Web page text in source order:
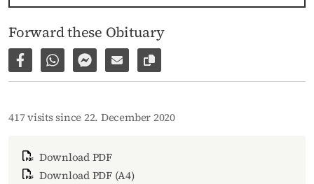
Forward these Obituary
Share on Facebook
Share via WhatsApp
Share via Facebook Messenger
Share via E-Mail
Copy link to page
417 visits since 22. December 2020
Download PDF
Download PDF (A4)